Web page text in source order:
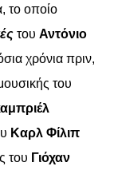
το οποίο
του Αντόνιο
χρόνια πριν,
του
Καρλ Φίλιπ
του Γιόχαν